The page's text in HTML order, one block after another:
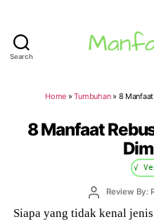
Search
Home »Tumbuhan» 8
8 Manfaat
√
PostReview By:
Siapa yang tidak kenal